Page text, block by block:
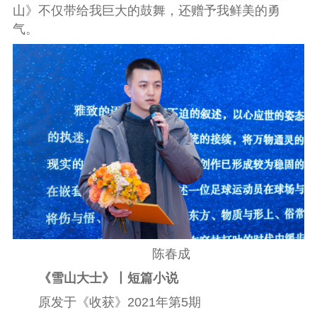
山》不仅带给我巨大的鼓舞，还赠予我鲜美的勇
气。
陈春成
《雪山大士》丨短篇小说
原发于《收获》2021年第5期